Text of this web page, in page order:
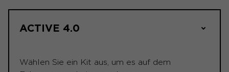
ACTIVE 4.0
Wählen Sie ein Kit aus, um es auf dem